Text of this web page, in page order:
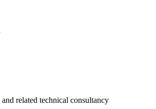
related technical consultancy